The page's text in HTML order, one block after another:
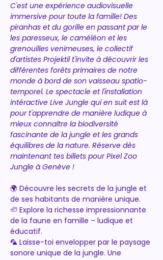
C'est une expérience audiovisuelle
immersive pour toute la famille! Des
piranhas et du gorille en passant par le
les paresseux, le caméléon et les
grenouilles venimeuses, le collectif
d'artistes Projektil t'invite à découvrir les
différentes forêts primaires de notre
monde à bord de son vaisseau spatio-
temporel. Le spectacle et l'installation
intéractive Live Jungle qui en suit est là
pour t'apprendre de manière ludique à
mieux connaître la biodiversité
fascinante de la jungle et les grands
équilibres de la nature. Réserve dès
maintenant tes billets pour Pixel Zoo
Jungle à Genève !
🌍 Découvre les secrets de la jungle et
de ses habitants de manière unique.
🦥 Explore la richesse impressionnante
de la faune en famille – ludique et
éducatif.
🦜 Laisse-toi envelopper par le paysage
sonore unique de la jungle. Une